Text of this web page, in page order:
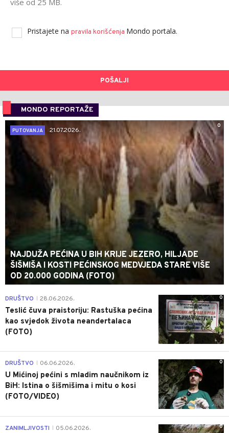
više od 25 MB.
Pristajete na pravila korišćenja Mondo portala.
POŠALJI
MONDO REPORTAŽE
0
PUTOVANJA
21.07.2026.
NAJDUŽA PEĆINA U BIH KRIJE JEZERO, HILJADE
ŠIŠMIŠA I KOSTI PEĆINSKOG MEDVJEDA STARE VIŠE
OD 20.000 GODINA (FOTO)
0
DRUŠTVO 28.06.2026.
Teslić čuva praistoriju: Rastuška pećina
kao svjedok života neandertalaca
(FOTO)
0
DRUŠTVO 06.06.2026.
U Mićinoj pećini s mladim naučnikom iz
BiH: Istina o šišmišima i mitu o kosi
(FOTO/VIDEO)
0
ZANIMLJIVOSTI 05.06.2026.